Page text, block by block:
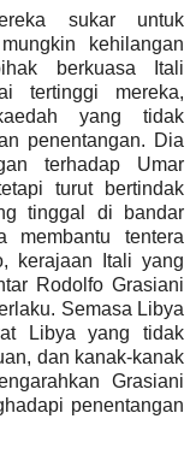
sukar untuk
kehilangan
berkuasa Itali
tertinggi mereka,
yang tidak
penentangan. Dia
terhadap Umar
turut bertindak
tinggal di bandar
tentera
kerajaan Itali yang
Rodolfo Grasiani
Semasa Libya
Libya yang tidak
dan kanak-kanak
Grasiani
penentangan